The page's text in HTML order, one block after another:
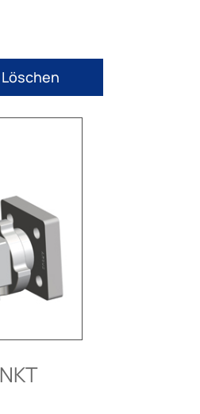
Löschen